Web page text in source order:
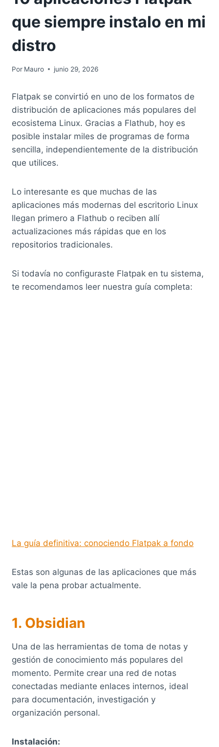
que siempre instalo en mi
distro
Por Mauro junio 29, 2026
Flatpak se convirtió en uno de los formatos de
distribución de aplicaciones más populares del
ecosistema Linux. Gracias a Flathub, hoy es
posible instalar miles de programas de forma
sencilla, independientemente de la distribución
que utilices.
Lo interesante es que muchas de las
aplicaciones más modernas del escritorio Linux
llegan primero a Flathub o reciben allí
actualizaciones más rápidas que en los
repositorios tradicionales.
Si todavía no configuraste Flatpak en tu sistema,
te recomendamos leer nuestra guía completa:
La guía definitiva: conociendo Flatpak a fondo
Estas son algunas de las aplicaciones que más
vale la pena probar actualmente.
1. Obsidian
Una de las herramientas de toma de notas y
gestión de conocimiento más populares del
momento. Permite crear una red de notas
conectadas mediante enlaces internos, ideal
para documentación, investigación y
organización personal.
Instalación: